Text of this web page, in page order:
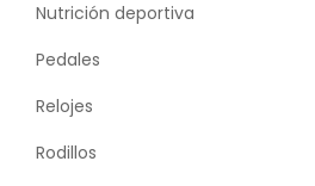
Nutrición deportiva
Pedales
Relojes
Rodillos